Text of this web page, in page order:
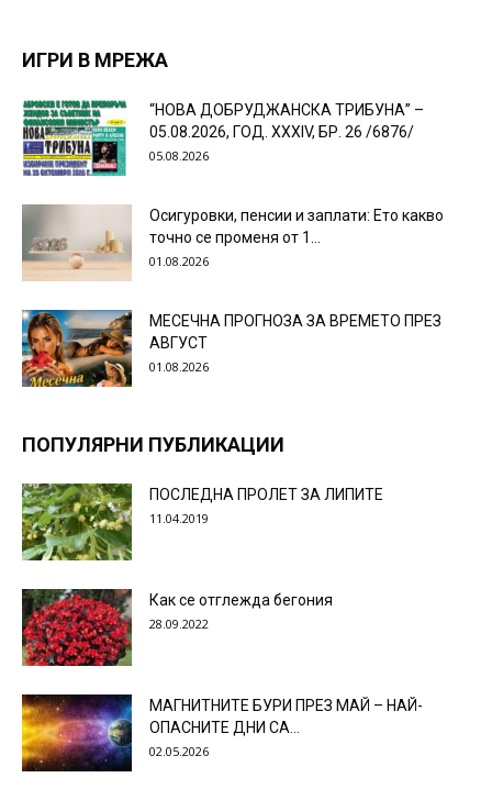
ИГРИ В МРЕЖА
“НОВА ДОБРУДЖАНСКА ТРИБУНА” –
05.08.2026, ГОД. XXХIV, БР. 26 /6876/
05.08.2026
Осигуровки, пенсии и заплати: Ето какво
точно се променя от 1...
01.08.2026
МЕСЕЧНА ПРОГНОЗА ЗА ВРЕМЕТО ПРЕЗ
АВГУСТ
01.08.2026
ПОПУЛЯРНИ ПУБЛИКАЦИИ
ПОСЛЕДНА ПРОЛЕТ ЗА ЛИПИТЕ
11.04.2019
Как се отглежда бегония
28.09.2022
МАГНИТНИТЕ БУРИ ПРЕЗ МАЙ – НАЙ-
ОПАСНИТЕ ДНИ СА…
02.05.2026